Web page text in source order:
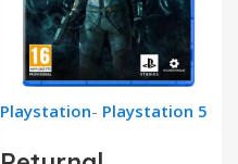
Playstation- Playstation 5